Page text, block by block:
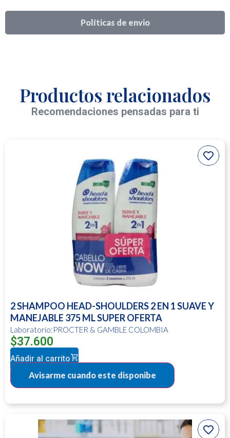
Políticas de envio
Productos relacionados
Recomendaciones pensadas para ti
2 SHAMPOO HEAD-SHOULDERS 2 EN 1 SUAVE Y
MANEJABLE 375 ML SUPER OFERTA
Laboratorio:PROCTER & GAMBLE COLOMBIA
$37.600
Añadir al carrito